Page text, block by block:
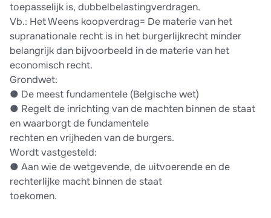
toepasselijk is, dubbelbelastingverdragen.
Vb.: Het Weens koopverdrag= De materie van het
supranationale recht is in het burgerlijkrecht minder
belangrijk dan bijvoorbeeld in de materie van het
economisch recht.
Grondwet:
●​ De meest fundamentele (Belgische wet)
●​ Regelt de inrichting van de machten binnen de staat
en waarborgt de fundamentele
rechten en vrijheden van de burgers.
Wordt vastgesteld:
●​ Aan wie de wetgevende, de uitvoerende en de
rechterlijke macht binnen de staat
toekomen.